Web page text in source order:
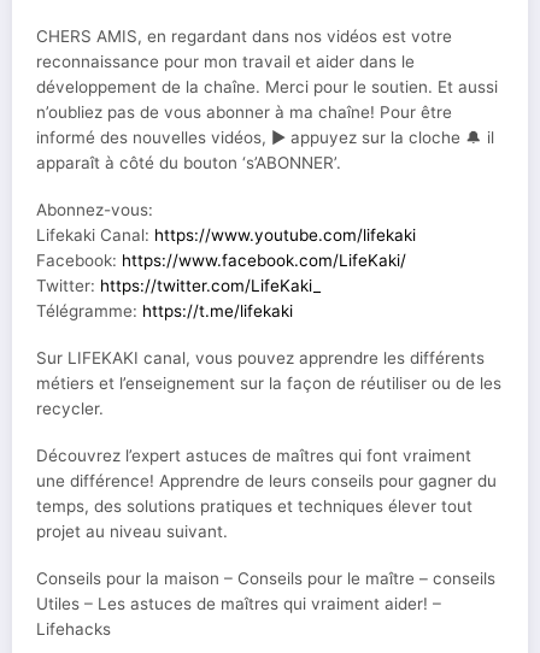
CHERS AMIS, en regardant dans nos vidéos est votre
reconnaissance pour mon travail et aider dans le
développement de la chaîne. Merci pour le soutien. Et aussi
n’oubliez pas de vous abonner à ma chaîne! Pour être
informé des nouvelles vidéos, ▶ appuyez sur la cloche 🔔 il
apparaît à côté du bouton ‘s’ABONNER’.
Abonnez-vous:
Lifekaki Canal: https://www.youtube.com/lifekaki
Facebook: https://www.facebook.com/LifeKaki/
Twitter: https://twitter.com/LifeKaki_
Télégramme: https://t.me/lifekaki
Sur LIFEKAKI canal, vous pouvez apprendre les différents
métiers et l’enseignement sur la façon de réutiliser ou de les
recycler.
Découvrez l’expert astuces de maîtres qui font vraiment
une différence! Apprendre de leurs conseils pour gagner du
temps, des solutions pratiques et techniques élever tout
projet au niveau suivant.
Conseils pour la maison – Conseils pour le maître – conseils
Utiles – Les astuces de maîtres qui vraiment aider! –
Lifehacks